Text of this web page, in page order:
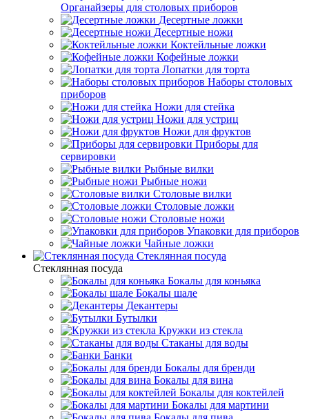
Органайзеры для столовых приборов
Десертные ложки
Десертные ножи
Коктейльные ложки
Кофейные ложки
Лопатки для торта
Наборы столовых
приборов
Ножи для стейка
Ножи для устриц
Ножи для фруктов
Приборы для
сервировки
Рыбные вилки
Рыбные ножи
Столовые вилки
Столовые ложки
Столовые ножи
Упаковки для приборов
Чайные ложки
Стеклянная посуда
Стеклянная посуда
Бокалы для коньяка
Бокалы шале
Декантеры
Бутылки
Кружки из стекла
Стаканы для воды
Банки
Бокалы для бренди
Бокалы для вина
Бокалы для коктейлей
Бокалы для мартини